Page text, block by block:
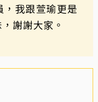
我跟萱瑜更是
謝謝大家。